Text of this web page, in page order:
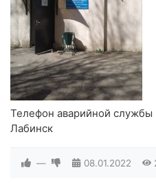
Телефон аварийной службы
Лабинск
— 08.01.2022